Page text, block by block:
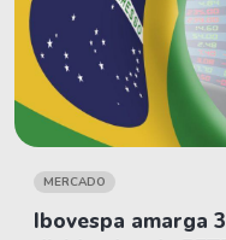
MERCADO
Ibovespa amarga